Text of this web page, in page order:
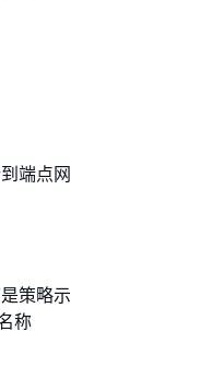
端点网
策略示
称